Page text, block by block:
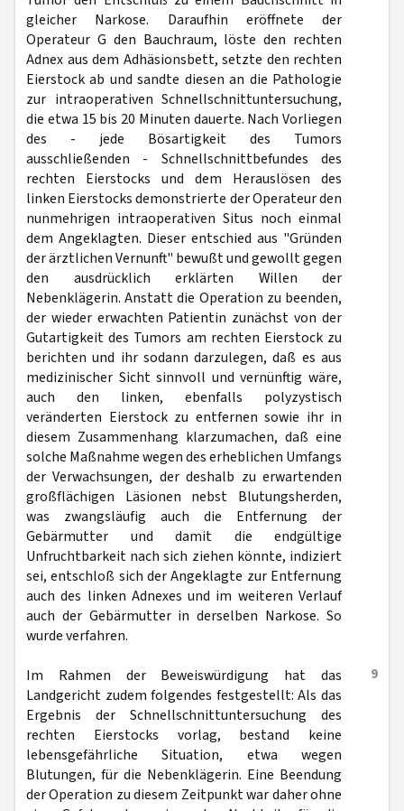
gleicher Narkose. Daraufhin eröffnete der
Operateur G den Bauchraum, löste den rechten
Adnex aus dem Adhäsionsbett, setzte den rechten
Eierstock ab und sandte diesen an die Pathologie
zur intraoperativen Schnellschnittuntersuchung,
die etwa 15 bis 20 Minuten dauerte. Nach Vorliegen
des - jede Bösartigkeit des Tumors
ausschließenden - Schnellschnittbefundes des
rechten Eierstocks und dem Herauslösen des
linken Eierstocks demonstrierte der Operateur den
nunmehrigen intraoperativen Situs noch einmal
dem Angeklagten. Dieser entschied aus "Gründen
der ärztlichen Vernunft" bewußt und gewollt gegen
den ausdrücklich erklärten Willen der
Nebenklägerin. Anstatt die Operation zu beenden,
der wieder erwachten Patientin zunächst von der
Gutartigkeit des Tumors am rechten Eierstock zu
berichten und ihr sodann darzulegen, daß es aus
medizinischer Sicht sinnvoll und vernünftig wäre,
auch den linken, ebenfalls polyzystisch
veränderten Eierstock zu entfernen sowie ihr in
diesem Zusammenhang klarzumachen, daß eine
solche Maßnahme wegen des erheblichen Umfangs
der Verwachsungen, der deshalb zu erwartenden
großflächigen Läsionen nebst Blutungsherden,
was zwangsläufig auch die Entfernung der
Gebärmutter und damit die endgültige
Unfruchtbarkeit nach sich ziehen könnte, indiziert
sei, entschloß sich der Angeklagte zur Entfernung
auch des linken Adnexes und im weiteren Verlauf
auch der Gebärmutter in derselben Narkose. So
wurde verfahren.
9
Im Rahmen der Beweiswürdigung hat das
Landgericht zudem folgendes festgestellt: Als das
Ergebnis der Schnellschnittuntersuchung des
rechten Eierstocks vorlag, bestand keine
lebensgefährliche Situation, etwa wegen
Blutungen, für die Nebenklägerin. Eine Beendung
der Operation zu diesem Zeitpunkt war daher ohne